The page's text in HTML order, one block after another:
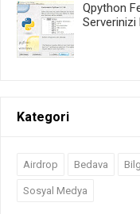
Qpython
Serverinizi
Kategori
Airdrop Bedava
Sosyal Medya